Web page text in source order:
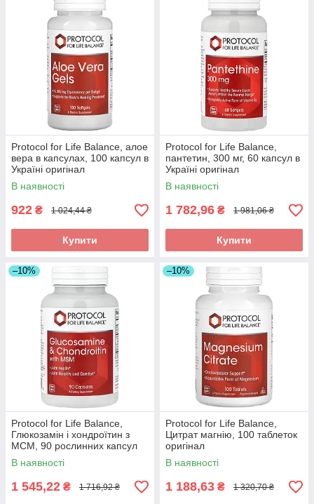
Protocol for Life Balance, алое
вера в капсулах, 100 капсул в
Україні оригінал
В наявності
922 ₴ 1 024,44 ₴
Купити
Protocol for Life Balance,
пантетин, 300 мг, 60 капсул в
Україні оригінал
В наявності
1 782,96 ₴ 1 981,06 ₴
Купити
–10%
Protocol for Life Balance,
Глюкозамін і хондроїтин з
МСМ, 90 рослинних капсул
оригінал
В наявності
1 545,22 ₴ 1 716,92 ₴
–10%
Protocol for Life Balance,
Цитрат магнію, 100 таблеток
оригінал
В наявності
1 188,63 ₴ 1 320,70 ₴